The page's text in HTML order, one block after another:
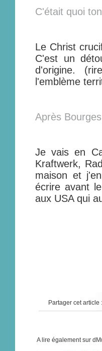
C'était quoi
Le Christ
C'est un
d'origine.
l'emblème
Après
Je vais en
Kraftwerk,
maison et
écrire avant
aux USA qui
Partager cet article :
A lire également sur